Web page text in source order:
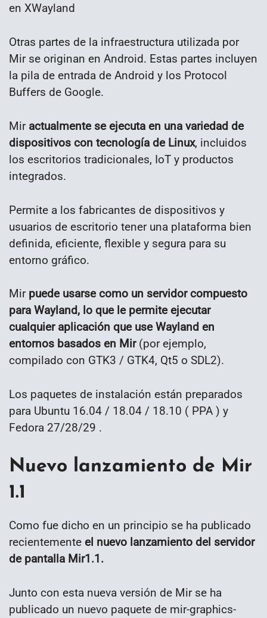
en XWayland
Otras partes de la infraestructura utilizada por
Mir se originan en Android. Estas partes incluyen
la pila de entrada de Android y los Protocol
Buffers de Google.
Mir actualmente se ejecuta en una variedad de
dispositivos con tecnología de Linux, incluidos
los escritorios tradicionales, IoT y productos
integrados.
Permite a los fabricantes de dispositivos y
usuarios de escritorio tener una plataforma bien
definida, eficiente, flexible y segura para su
entorno gráfico.
Mir puede usarse como un servidor compuesto
para Wayland, lo que le permite ejecutar
cualquier aplicación que use Wayland en
entornos basados ​​en Mir(por ejemplo,
compilado con GTK3 / GTK4, Qt5 o SDL2).
Los paquetes de instalación están preparados
para Ubuntu 16.04 / 18.04 / 18.10 ( PPA ) y
Fedora 27/28/29 .
Nuevo lanzamiento de Mir
1.1
Como fue dicho en un principio se ha publicado
recientemente el nuevo lanzamiento del servidor
de pantalla Mir1.1.
Junto con esta nueva versión de Mir se ha
publicado un nuevo paquete de mir-graphics-